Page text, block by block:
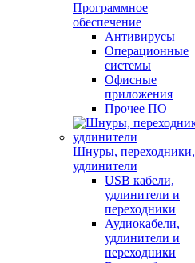
Программное
обеспечение
Антивирусы
Операционные
системы
Офисные
приложения
Прочее ПО
Шнуры, переходники,
удлинители
USB кабели,
удлинители и
переходники
Аудиокабели,
удлинители и
переходники